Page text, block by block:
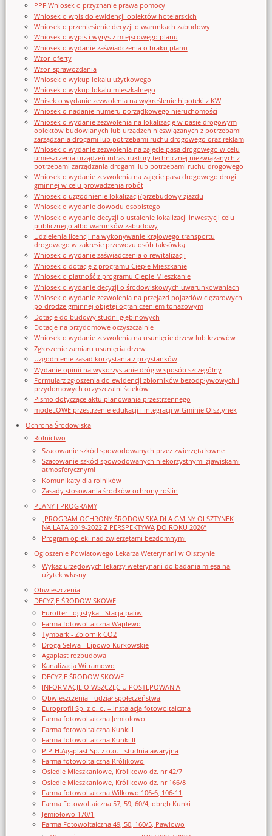
PPF Wniosek o przyznanie prawa pomocy
Wniosek o wpis do ewidencji obiektów hotelarskich
Wniosek o przeniesienie decyzji o warunkach zabudowy
Wniosek o wypis i wyrys z miejscowego planu
Wniosek o wydanie zaświadczenia o braku planu
Wzor_oferty
Wzor_sprawozdania
Wniosek o wykup lokalu użytkowego
Wniosek o wykup lokalu mieszkalnego
Wnisek o wydanie zezwolenia na wykreślenie hipoteki z KW
Wniosek o nadanie numeru porządkowego nieruchomości
Wniosek o wydanie zezwolenia na lokalizację w pasie drogowym
obiektów budowlanych lub urządzeń niezwiązanych z potrzebami
zarządzania drogami lub potrzebami ruchu drogowego oraz reklam
Wniosek o wydanie zezwolenia na zajęcie pasa drogowego w celu
umieszczenia urządzeń infrastruktury technicznej niezwiązanych z
potrzebami zarządzania drogami lub potrzebami ruchu drogowego
Wniosek o wydanie zezwolenia na zajęcie pasa drogowego drogi
gminnej w celu prowadzenia robót
Wniosek o uzgodnienie lokalizacji/przebudowy zjazdu
Wniosek o wydanie dowodu osobistego
Wniosek o wydanie decyzji o ustalenie lokalizacji inwestycji celu
publicznego albo warunków zabudowy
Udzielenia licencji na wykonywanie krajowego transportu
drogowego w zakresie przewozu osób taksówką
Wniosek o wydanie zaświadczenia o rewitalizacji
Wniosek o dotację z programu Ciepłe Mieszkanie
Wniosek o płatność z programu Ciepłe Mieszkanie
Wniosek o wydanie decyzji o środowiskowych uwarunkowaniach
Wniosek o wydanie zezwolenia na przejazd pojazdów ciężarowych
po drodze gminnej objętej ograniczeniem tonażowym
Dotacje do budowy studni głębinowych
Dotacje na przydomowe oczyszczalnie
Wniosek o wydanie zezwolenia na usunięcie drzew lub krzewów
Zgłoszenie zamiaru usunięcia drzew
Uzgodnienie zasad korzystania z przystanków
Wydanie opinii na wykorzystanie dróg w sposób szczególny
Formularz zgłoszenia do ewidencji zbiorników bezodpływowych i
przydomowych oczyszczalni ścieków
Pismo dotyczące aktu planowania przestrzennego
modeLOWE przestrzenie edukacji i integracji w Gminie Olsztynek
Ochrona Środowiska
Rolnictwo
Szacowanie szkód spowodowanych przez zwierzęta łowne
Szacowanie szkód spowodowanych niekorzystnymi zjawiskami
atmosferycznymi
Komunikaty dla rolników
Zasady stosowania środków ochrony roślin
PLANY I PROGRAMY
„PROGRAM OCHRONY ŚRODOWISKA DLA GMINY OLSZTYNEK
NA LATA 2019-2022 Z PERSPEKTYWĄ DO ROKU 2026”
Program opieki nad zwierzętami bezdomnymi
Ogloszenie Powiatowego Lekarza Weterynarii w Olsztynie
Wykaz urzędowych lekarzy weterynarii do badania mięsa na
użytek własny
Obwieszczenia
DECYZJE ŚRODOWISKOWE
Eurotter Logistyka - Stacja paliw
Farma fotowoltaiczna Waplewo
Tymbark - Zbiornik CO2
Droga Selwa - Lipowo Kurkowskie
Agaplast rozbudowa
Kanalizacja Witramowo
DECYZJE ŚRODOWISKOWE
INFORMACJE O WSZCZĘCIU POSTĘPOWANIA
Obwieszczenia - udział społeczeństwa
Europrofil Sp. z o. o. – instalacja fotowoltaiczna
Farma fotowoltaiczna Jemiołowo I
Farma fotowoltaiczna Kunki I
Farma fotowoltaiczna Kunki II
P.P-H.Agaplast Sp. z o.o. - studnia awaryjna
Farma fotowoltaiczna Królikowo
Osiedle Mieszkaniowe, Królikowo dz. nr 42/7
Osiedle Mieszkaniowe, Królikowo dz. nr 166/8
Farma fotowoltaiczna Wilkowo 106-6, 106-11
Farma Fotowoltaiczna 57, 59, 60/4, obręb Kunki
Jemiołowo 170/1
Farma Fotowoltaiczna 49, 50, 160/5, Pawłowo